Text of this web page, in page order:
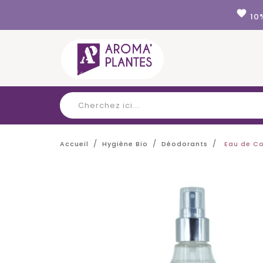
favorite
Accueil Hygiène Bio Déodorants Eau de